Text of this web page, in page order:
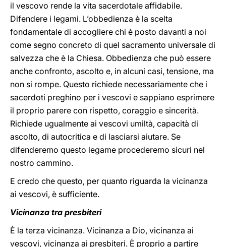
il vescovo rende la vita sacerdotale affidabile.
Difendere i legami. L’obbedienza è la scelta
fondamentale di accogliere chi è posto davanti a noi
come segno concreto di quel sacramento universale di
salvezza che è la Chiesa. Obbedienza che può essere
anche confronto, ascolto e, in alcuni casi, tensione, ma
non si rompe. Questo richiede necessariamente che i
sacerdoti preghino per i vescovi e sappiano esprimere
il proprio parere con rispetto, coraggio e sincerità.
Richiede ugualmente ai vescovi umiltà, capacità di
ascolto, di autocritica e di lasciarsi aiutare. Se
difenderemo questo legame procederemo sicuri nel
nostro cammino.
E credo che questo, per quanto riguarda la vicinanza
ai vescovi, è sufficiente.
Vicinanza tra presbiteri
È la terza vicinanza. Vicinanza a Dio, vicinanza ai
vescovi, vicinanza ai presbiteri. È proprio a partire